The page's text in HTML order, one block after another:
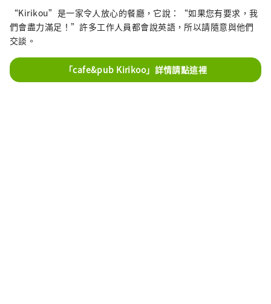
“Kirikou”是一家令人放心的餐廳，它說：“如果您有要求，我
們會盡力滿足！”許多工作人員都會說英語，所以請隨意與他們
交談。
「cafe&pub Kirikoo」詳情請點這裡